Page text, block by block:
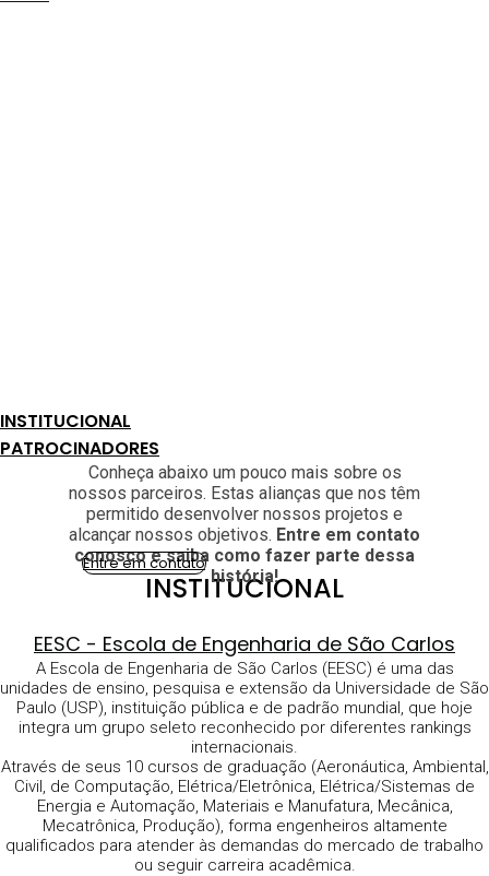
INSTITUCIONAL
PATROCINADORES
Conheça abaixo um pouco mais sobre os
nossos parceiros. Estas alianças que nos têm
permitido desenvolver nossos projetos e
alcançar nossos objetivos. Entre em contato
conosco e saiba como fazer parte dessa
história!
Entre em contato
INSTITUCIONAL
EESC - Escola de Engenharia de São Carlos
A Escola de Engenharia de São Carlos (EESC) é uma das
unidades de ensino, pesquisa e extensão da Universidade de São
Paulo (USP), instituição pública e de padrão mundial, que hoje
integra um grupo seleto reconhecido por diferentes rankings
internacionais.
Através de seus 10 cursos de graduação (Aeronáutica, Ambiental,
Civil, de Computação, Elétrica/Eletrônica, Elétrica/Sistemas de
Energia e Automação, Materiais e Manufatura, Mecânica,
Mecatrônica, Produção), forma engenheiros altamente
qualificados para atender às demandas do mercado de trabalho
ou seguir carreira acadêmica.